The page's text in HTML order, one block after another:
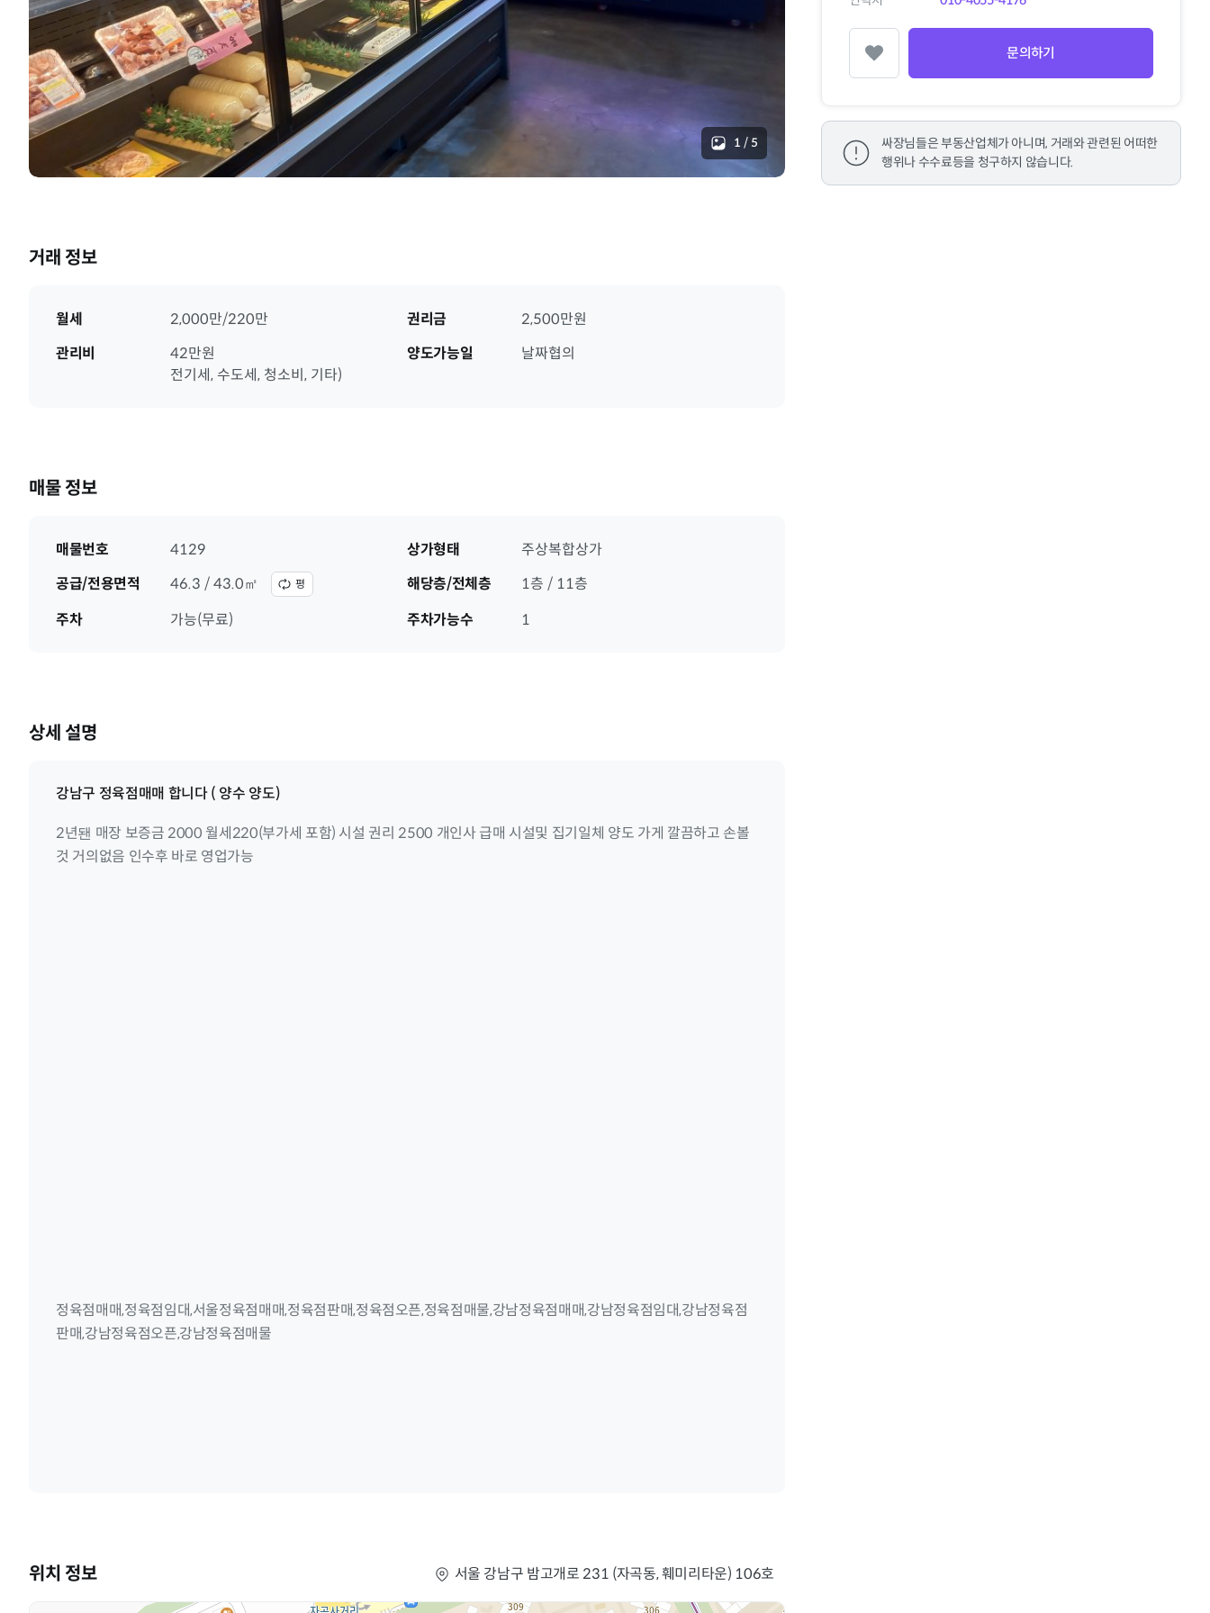
1 / 5
거래 정보
월세 2,000만/220만 권리금
2,500만원
관리비
42만원
전기세, 수도세, 청소비, 기타)
양도가능일 날짜협의
매물 정보
매물번호 4129 상가형태
주상복합상가
공급/전용면적
46.3 / 43.0㎡ 평 해당층/전체층
1층 / 11층
주차
가능(무료) 주차가능수 1
상세 설명
강남구 정육점매매 합니다 ( 양수 양도)
2년됀 매장 보증금 2000 월세220(부가세 포함) 시설 권리 2500 개인사 급매 시설및 집기일체 양도 가게 깔끔하고 손볼
것 거의없음 인수후 바로 영업가능
정육점매매,정육점임대,서울정육점매매,정육점판매,정육점오픈,정육점매물,강남정육점매매,강남정육점임대,강남정육점
판매,강남정육점오픈,강남정육점매물
위치 정보 서울 강남구 밤고개로 231 (자곡동, 훼미리타운) 106호
찜하기 문의하기
싸장님들은 부동산업체가 아니며, 거래와 관련된 어떠한
행위나 수수료등을 청구하지 않습니다.